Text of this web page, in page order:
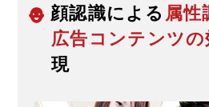
顔認識による 属性
広告コンテンツの
現